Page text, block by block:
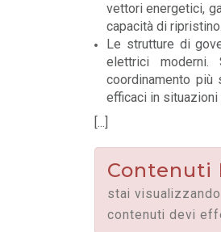
vettori energetici,
capacità di ripristino.
Le strutture di
elettrici moderni.
coordinamento
efficaci in
[...]
Contenuti
stai
contenuti devi
POLICY
Misure
riduzione dei
LEGGI DI PIÙ